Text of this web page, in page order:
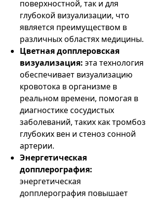
поверхностной, так и для
глубокой визуализации, что
является преимуществом в
различных областях медицины.
Цветная допплеровская
визуализация: эта технология
обеспечивает визуализацию
кровотока в организме в
реальном времени, помогая в
диагностике сосудистых
заболеваний, таких как тромбоз
глубоких вен и стеноз сонной
артерии.
Энергетическая
допплерография:
энергетическая
допплерография повышает